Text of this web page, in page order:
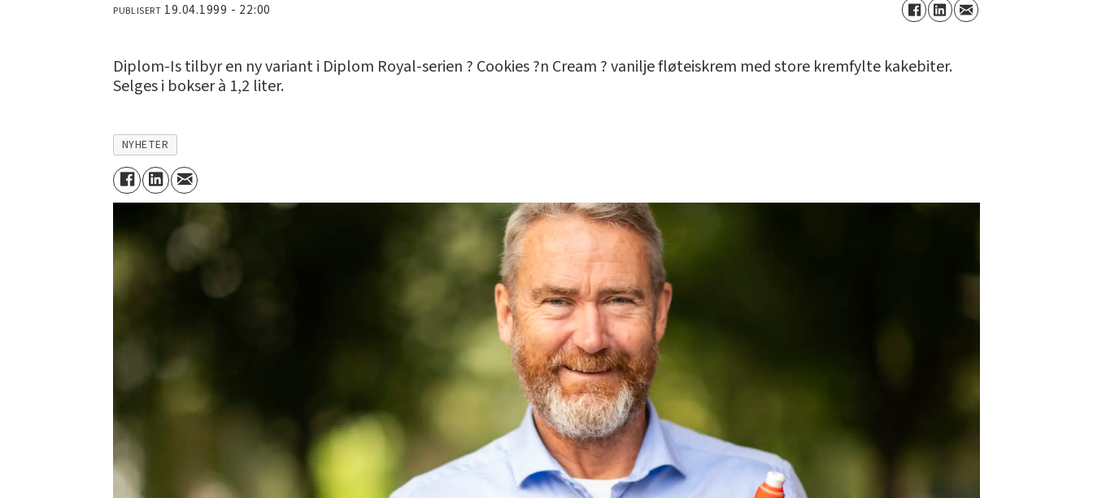
PUBLISERT 19.04.1999 - 22:00
Diplom-Is tilbyr en ny variant i Diplom Royal-serien ? Cookies ?n Cream ? vanilje fløteiskrem med store kremfylte kakebiter.
Selges i bokser à 1,2 liter.
NYHETER